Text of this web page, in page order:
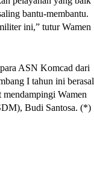
bantu-membantu.
ini,” tutur Wamen
ASN Komcad dari
I tahun ini berasal
Wamen
Budi Santosa. (*)